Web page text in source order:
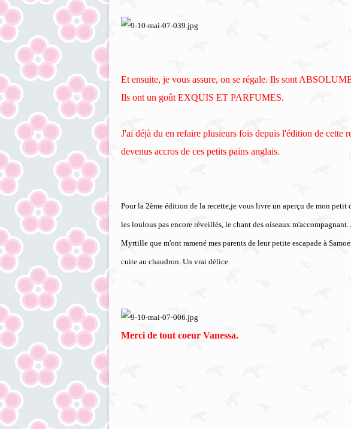
Et ensuite, je vous assure, on se régale. Ils sont
Ils ont un goût EXQUIS ET PARFUMES.
J'ai déjà du en refaire plusieurs fois depuis l'édition de cette
devenus accros de ces petits pains anglais.
Pour la 2ème édition de la recette,je vous livre un aperçu de mon petit
les loulous pas encore réveillés, le chant des oiseaux
Myrtille que m'ont ramené mes parents de leur petite escapade à
cuite au chaudron. Un vrai délice.
Merci de tout coeur Vanessa.